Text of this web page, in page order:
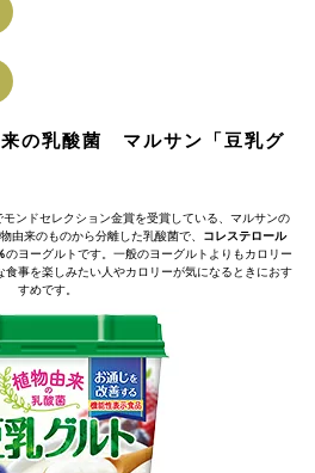
の乳酸菌
マルサン「豆乳グ
モンドセレクション金賞を受賞している、マルサンの
由来のものから分離した乳酸菌で、 コレステロール
のヨーグルトです。一般のヨーグルトよりもカロリー
事を楽しみたい人やカロリーが気になるときにおす
すめです。